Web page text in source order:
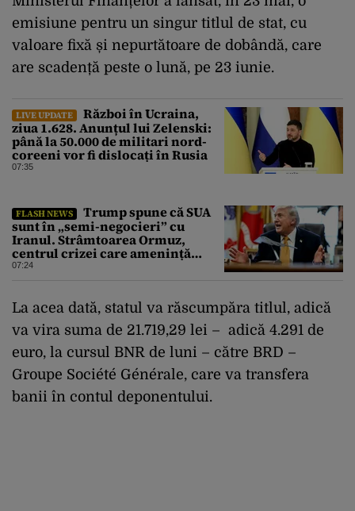
emisiune pentru un singur titlul de stat, cu
valoare fixă și nepurtătoare de dobândă, care
are scadență peste o lună, pe 23 iunie.
LIVE UPDATE
Război în Ucraina,
ziua 1.628. Anunțul lui Zelenski:
până la 50.000 de militari nord-
coreeni vor fi dislocați în Rusia
07:35
FLASH NEWS
Trump spune că SUA
sunt în „semi-negocieri” cu
Iranul. Strâmtoarea Ormuz,
centrul crizei care amenință
piața mondială a petrolului
07:24
La acea dată, statul va răscumpăra titlul, adică
va vira suma de 21.719,29 lei – adică 4.291 de
euro, la cursul BNR de luni – către BRD –
Groupe Société Générale, care va transfera
banii în contul deponentului.